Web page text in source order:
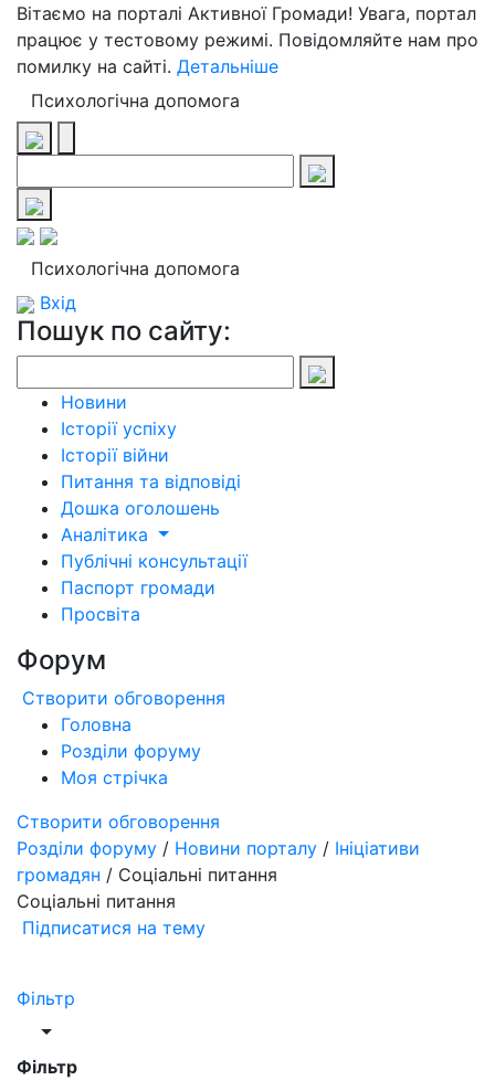
Вітаємо на порталі Активної Громади! Увага, портал
працює у тестовому режимі. Повідомляйте нам про
помилку на сайті. Детальніше
Психологічна допомога
Психологічна допомога
Вхід
Пошук по сайту:
Новини
Історії успіху
Історії війни
Питання та відповіді
Дошка оголошень
Аналітика
Публічні консультації
Паспорт громади
Просвіта
Форум
Створити обговорення
Головна
Розділи форуму
Моя стрічка
Створити обговорення
Розділи форуму / Новини порталу / Ініціативи
громадян / Соціальні питання
Соціальні питання
Підписатися на тему
Фільтр
Фільтр